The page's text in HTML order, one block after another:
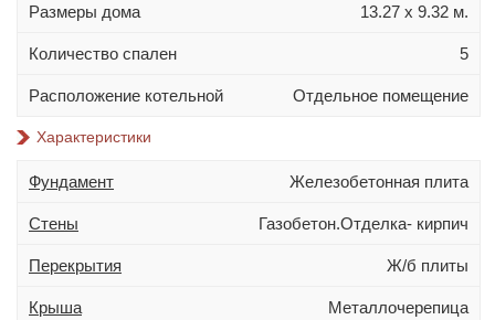
Материал стен
Газобетон
Кирпич
Керамзитобетонный блок
Дополнительно
Гараж
Размеры дома 13.27 х 9.32 м.
Количество спален 5
Расположение котельной Отдельное помещение
Характеристики
Фундамент Железобетонная плита
Стены Газобетон.Отделка- кирпич
Перекрытия Ж/б плиты
Крыша Металлочерепица